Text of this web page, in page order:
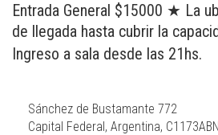
Entrada General $15000 ★ La
de llegada hasta cubrir la
Ingreso a sala desde las 21hs.
Sánchez de Bustamante 772
Capital Federal, Argentina, C1173ABN